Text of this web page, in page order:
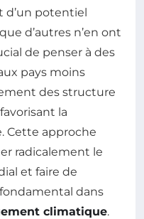
d’un potentiel
d’autres n’en ont
de penser à des
pays moins
des structure
la
Cette approche
radicalement le
et faire de
dans
climatique.